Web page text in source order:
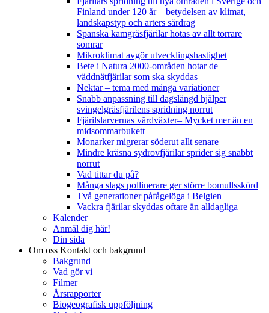
Finland under 120 år– betydelsen av klimat,
landskapstyp och arters särdrag
Spanska kamgräsfjärilar hotas av allt torrare
somrar
Mikroklimat avgör utvecklingshastighet
Bete i Natura 2000-områden hotar de
väddnätfjärilar som ska skyddas
Nektar – tema med många variationer
Snabb anpassning till dagslängd hjälper
svingelgräsfjärilens spridning norrut
Fjärilslarvernas värdväxter– Mycket mer än en
midsommarbukett
Monarker migrerar söderut allt senare
Mindre kräsna sydrovfjärilar sprider sig snabbt
norrut
Vad tittar du på?
Många slags pollinerare ger större bomullsskörd
Två generationer påfågelöga i Belgien
Vackra fjärilar skyddas oftare än alldagliga
Kalender
Anmäl dig här!
Din sida
Om oss Kontakt och bakgrund
Bakgrund
Vad gör vi
Filmer
Årsrapporter
Biogeografisk uppföljning